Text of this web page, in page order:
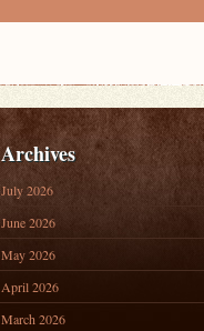
Archives
July 2026
June 2026
May 2026
April 2026
March 2026